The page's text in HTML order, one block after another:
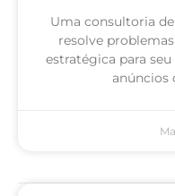
Uma consultoria
resolve
estratégica para
anúncios